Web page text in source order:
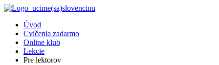
Preskočiť
obsah
Úvod
Cvičenia zadarmo
Online klub
Lekcie
Pre lektorov